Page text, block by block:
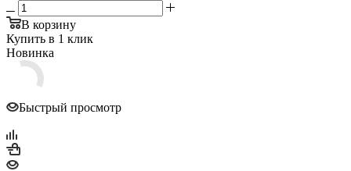
В корзину
Купить в 1 клик
Новинка
Быстрый просмотр